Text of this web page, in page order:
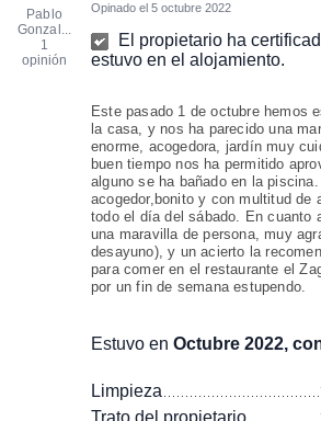
Pablo
Gonzal...
1
opinión
Opinado el 5 octubre 2022
El propietario ha
estuvo en el alojamiento.
Este pasado 1 de octubre hemos
la casa, y nos ha parecido una
enorme, acogedora, jardín muy
buen tiempo nos ha permitido
alguno se ha bañado en la
acogedor,bonito y con multitud de
todo el día del sábado. En cuanto
una maravilla de persona, muy
desayuno), y un acierto la
para comer en el restaurante el
por un fin de semana estupendo.
Estuvo en Octubre 2022,
Limpieza
Trato del propietario